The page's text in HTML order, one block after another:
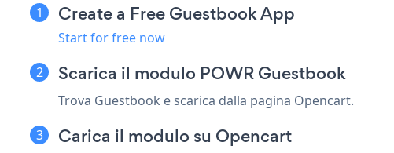
Create a Free Guestbook App
Start for free now
Scarica il modulo POWR Guestbook
Trova Guestbook e scarica dalla pagina Opencart.
Carica il modulo su Opencart